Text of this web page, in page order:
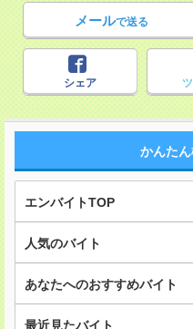
メールで送る
シェア
かんた
エンバイトTOP
人気のバイト
あなたへのおすすめバイト
最近見たバイト